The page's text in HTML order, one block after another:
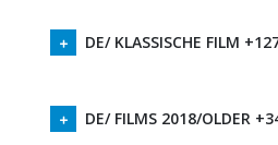
DE/ KLASSISCHE FILM
DE/ FILMS 2018/OLDER